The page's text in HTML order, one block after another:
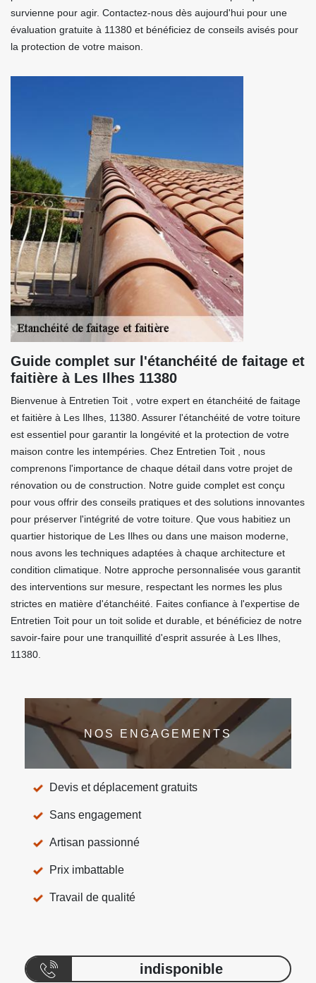
survienne pour agir. Contactez-nous dès aujourd'hui pour une
évaluation gratuite à 11380 et bénéficiez de conseils avisés pour
la protection de votre maison.
Guide complet sur l'étanchéité de faitage et
faitière à Les Ilhes 11380
Bienvenue à Entretien Toit , votre expert en étanchéité de faitage
et faitière à Les Ilhes, 11380. Assurer l'étanchéité de votre toiture
est essentiel pour garantir la longévité et la protection de votre
maison contre les intempéries. Chez Entretien Toit , nous
comprenons l'importance de chaque détail dans votre projet de
rénovation ou de construction. Notre guide complet est conçu
pour vous offrir des conseils pratiques et des solutions innovantes
pour préserver l'intégrité de votre toiture. Que vous habitiez un
quartier historique de Les Ilhes ou dans une maison moderne,
nous avons les techniques adaptées à chaque architecture et
condition climatique. Notre approche personnalisée vous garantit
des interventions sur mesure, respectant les normes les plus
strictes en matière d'étanchéité. Faites confiance à l'expertise de
Entretien Toit pour un toit solide et durable, et bénéficiez de notre
savoir-faire pour une tranquillité d'esprit assurée à Les Ilhes,
11380.
NOS ENGAGEMENTS
Devis et déplacement gratuits
Sans engagement
Artisan passionné
Prix imbattable
Travail de qualité
indisponible